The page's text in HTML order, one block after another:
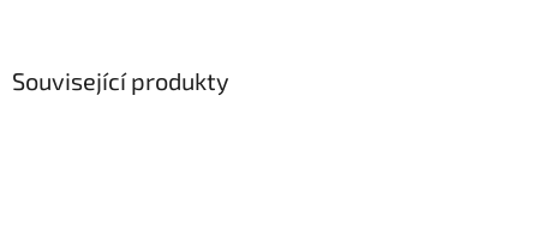
Související produkty